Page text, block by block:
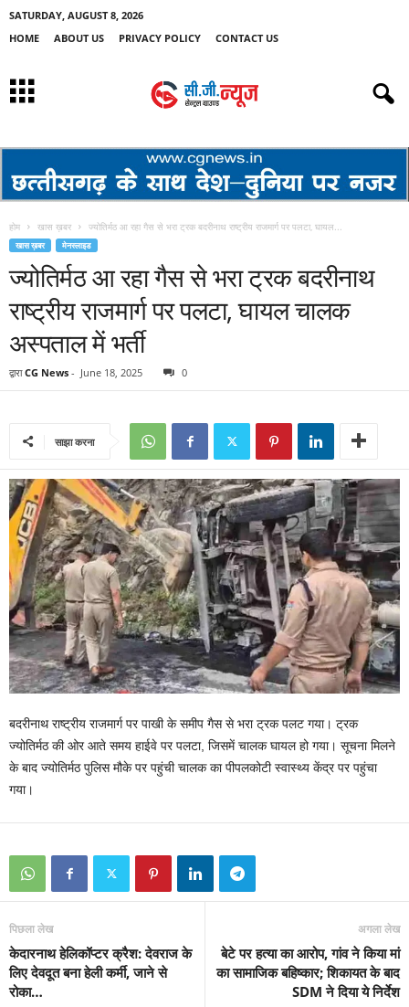
SATURDAY, AUGUST 8, 2026
HOME
ABOUT US PRIVACY POLICY CONTACT US
होम खास ख़बर ज्योतिर्मठ आ रहा गैस से भरा ट्रक बदरीनाथ राष्ट्रीय राजमार्ग पर पलटा, घायल...
खास ख़बर मेनस्लाइड
ज्योतिर्मठ आ रहा गैस से भरा ट्रक बदरीनाथ
राष्ट्रीय राजमार्ग पर पलटा, घायल चालक
अस्पताल में भर्ती
द्वारा CG News - June 18, 2025 0
साझा करना
बदरीनाथ राष्ट्रीय राजमार्ग पर पाखी के समीप गैस से भरा ट्रक पलट गया। ट्रक
ज्योतिर्मठ की ओर आते समय हाईवे पर पलटा, जिसमें चालक घायल हो गया। सूचना मिलने
के बाद ज्योतिर्मठ पुलिस मौके पर पहुंची चालक का पीपलकोटी स्वास्थ्य केंद्र पर पहुंचा
गया।
पिछला लेख
केदारनाथ हेलिकॉप्टर क्रैश: देवराज के
लिए देवदूत बना हेली कर्मी, जाने से
रोका…
अगला लेख
बेटे पर हत्या का आरोप, गांव ने किया मां
का सामाजिक बहिष्कार; शिकायत के बाद
SDM ने दिया ये निर्देश